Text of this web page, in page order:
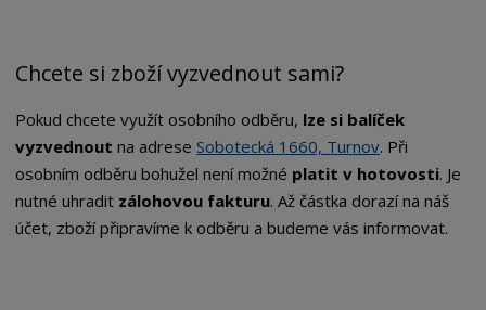
Chcete si zboží vyzvednout sami?
Pokud chcete využít osobního odběru, lze si balíček
vyzvednoutna adrese Sobotecká 1660, Turnov. Při
osobním odběru bohužel není možné platit v hotovosti. Je
nutné uhradit zálohovou fakturu. Až částka dorazí na náš
účet, zboží připravíme k odběru a budeme vás informovat.